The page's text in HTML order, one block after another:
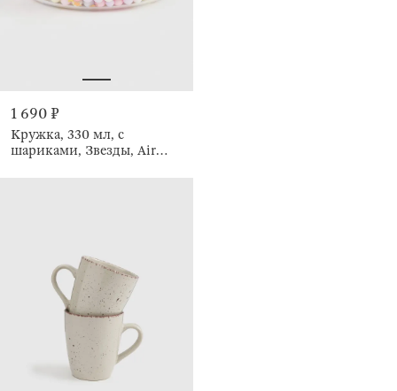
1 690 ₽
Кружка, 330 мл, с
шариками, Звезды, Air